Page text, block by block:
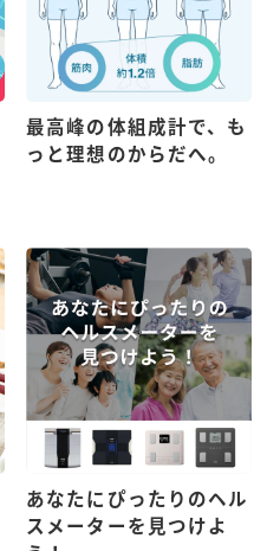
最高峰の体組成計で、も
っと理想のからだへ。
あなたにぴったりのヘル
スメーターを見つけよ